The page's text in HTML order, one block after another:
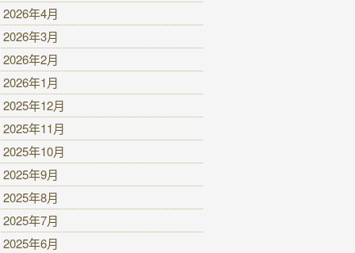
2026年4月
2026年3月
2026年2月
2026年1月
2025年12月
2025年11月
2025年10月
2025年9月
2025年8月
2025年7月
2025年6月